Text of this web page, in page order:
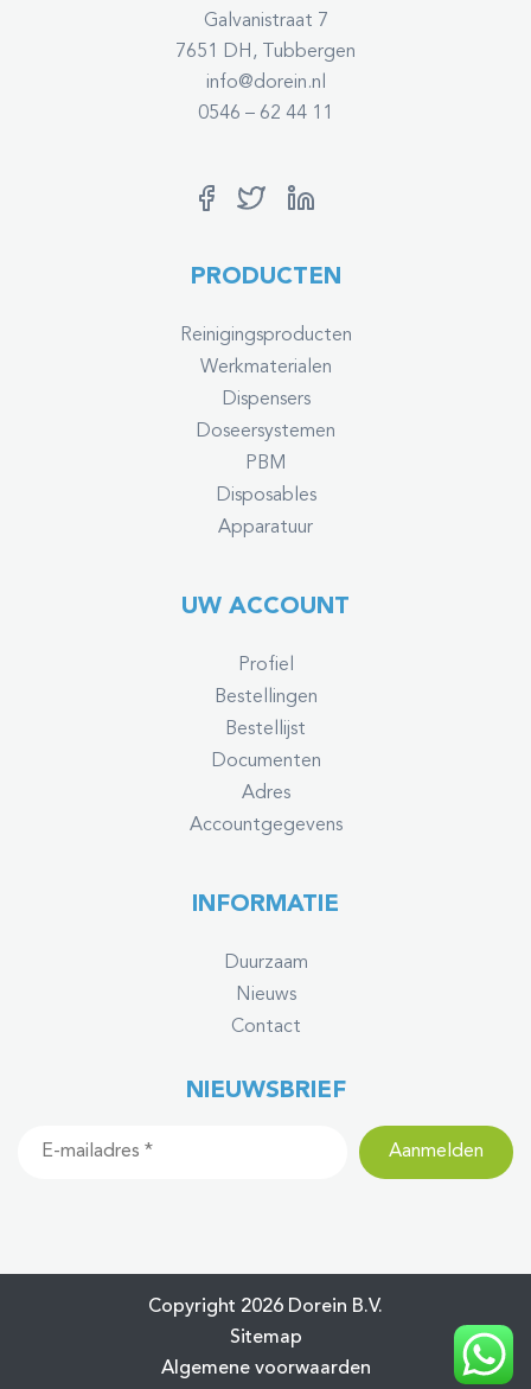
Galvanistraat 7
7651 DH, Tubbergen
info@dorein.nl
0546 – 62 44 11
PRODUCTEN
Reinigingsproducten
Werkmaterialen
Dispensers
Doseersystemen
PBM
Disposables
Apparatuur
UW ACCOUNT
Profiel
Bestellingen
Bestellijst
Documenten
Adres
Accountgegevens
INFORMATIE
Duurzaam
Nieuws
Contact
NIEUWSBRIEF
Copyright 2026 Dorein B.V.
Sitemap
Algemene voorwaarden